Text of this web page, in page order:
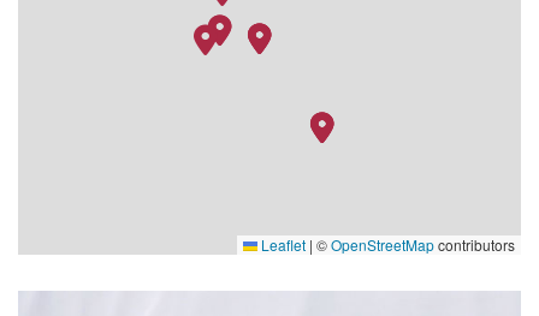
Antarktische Halbinsel
Antarktische Halbinsel
Leaflet | ©OpenStreetMapcontributors